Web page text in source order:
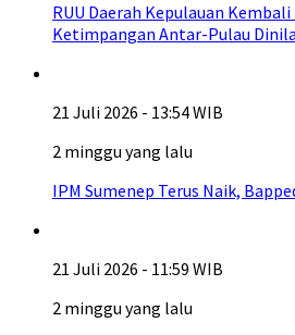
RUU Daerah Kepulauan
Ketimpangan Antar-Pulau
21 Juli 2026 - 13:54 WIB
2 minggu yang lalu
IPM Sumenep Terus Naik,
21 Juli 2026 - 11:59 WIB
2 minggu yang lalu